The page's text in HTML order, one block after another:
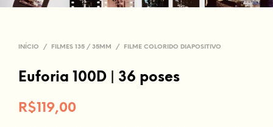
INÍCIO / FILMES 135 / 35MM / FILME COLORIDO DIAPOSITIVO
Euforia 100D | 36 poses
R$119,00